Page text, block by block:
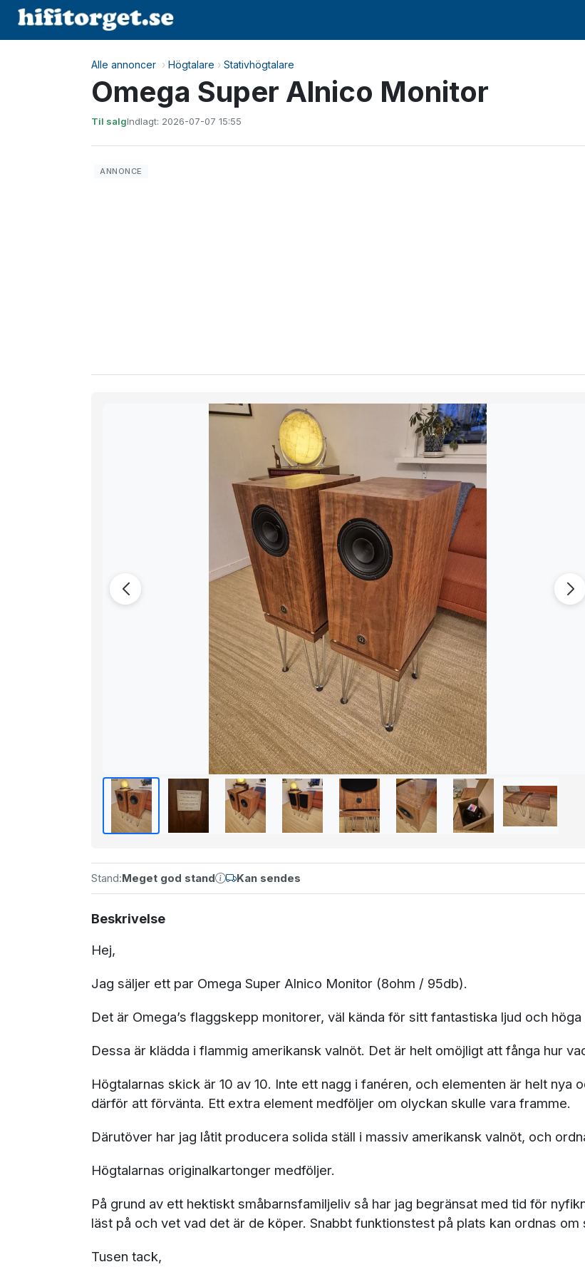
Alle annoncer › Högtalare › Stativhögtalare
Omega Super Alnico Monitor
Til salgIndlagt: 2026-07-07 15:55
Stand:Meget god stand Kan sendes
Beskrivelse
Hej,
Jag säljer ett par Omega Super Alnico Monitor (8ohm / 95db).
Det är Omega’s flaggskepp monitorer, väl kända för sitt fantastiska ljud och höga
Dessa är klädda i flammig amerikansk valnöt. Det är helt omöjligt att fånga hur
Högtalarnas skick är 10 av 10. Inte ett nagg i fanéren, och elementen är helt nya
därför att förvänta. Ett extra element medföljer om olyckan skulle vara framme.
Därutöver har jag låtit producera solida ställ i massiv amerikansk valnöt, och
Högtalarnas originalkartonger medföljer.
På grund av ett hektiskt småbarnsfamiljeliv så har jag begränsat med tid för
läst på och vet vad det är de köper. Snabbt funktionstest på plats kan ordnas om
Tusen tack,